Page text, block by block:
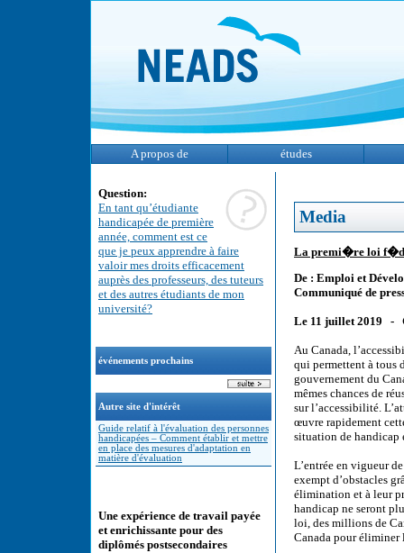
A propos de études
Question:
En tant qu’étudiante
handicapée de première
année, comment est ce
que je peux apprendre à faire
valoir mes droits efficacement
auprès des professeurs, des tuteurs
et des autres étudiants de mon
université?
événements prochains
Autre site d'intérêt
Guide relatif à l'évaluation des personnes
handicapées – Comment établir et mettre
en place des mesures d'adaptation en
matière d'évaluation
Une expérience de travail payée
et enrichissante pour des
diplômés postsecondaires
Media
La premi�re loi
De : Emploi et
Communiqué de
Le 11 juillet 2019 -
Au Canada,
qui permettent à tous
gouvernement du
mêmes chances de
sur l’accessibilité.
œuvre rapidement
situation de handicap
L’entrée en vigueur
exempt d’obstacles
élimination et à leur
handicap ne seront
loi, des millions de
Canada pour éliminer